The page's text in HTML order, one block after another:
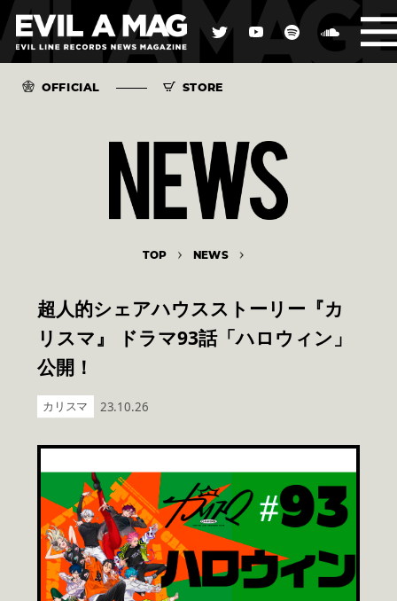
OFFICIAL STORE
TOP NEWS
超人的シェアハウスストーリー『カ
リスマ』 ドラマ93話「ハロウィン」
公開！
カリスマ 23.10.26